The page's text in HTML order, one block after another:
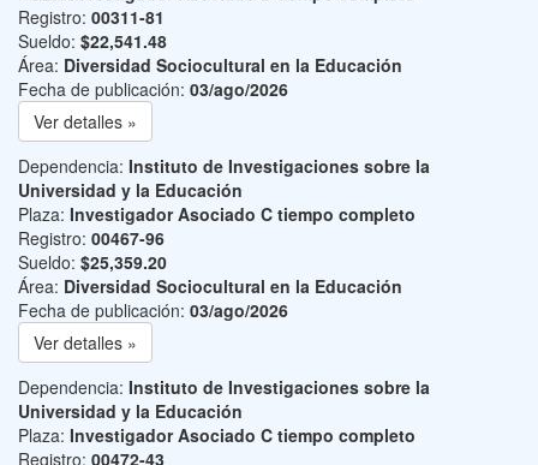
Registro: 00311-81
Sueldo: $22,541.48
Área: Diversidad Sociocultural en la Educación
Fecha de publicación: 03/ago/2026
Ver detalles »
Dependencia: Instituto de Investigaciones sobre la
Universidad y la Educación
Plaza: Investigador Asociado C tiempo completo
Registro: 00467-96
Sueldo: $25,359.20
Área: Diversidad Sociocultural en la Educación
Fecha de publicación: 03/ago/2026
Ver detalles »
Dependencia: Instituto de Investigaciones sobre la
Universidad y la Educación
Plaza: Investigador Asociado C tiempo completo
Registro: 00472-43